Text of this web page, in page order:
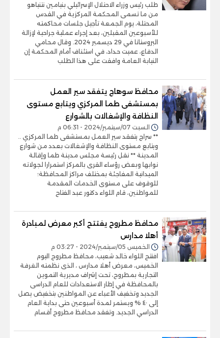
طلب رئيس وزراء الاحتلال الإسرائيلي بنيامين نتنياهو
من ما تسمى المحكمة المركزية في القدس
المحتلة، يوم الجمعة تأجيل جلسات محاكمته
للأسبوعين المقبلين، بعد إجراء عملية جراحية لإزالة
البروستاتا في 29 ديسمبر 2024. وقال محامي
الدفاع، عميت حداد، في استئناف أمام المحكمة إن
النيابة العامة وافقت على هذا الطلب
محافظ سوهاج يتفقد سير العمل
بمستشفى طما المركزي ويتابع مستوى
النظافة والإشغالات بالشوارع
السبت 07/سبتمبر/2024 - 06:31 م
** سراج يتفقد سير العمل بمستشفى طما المركزي ..
ويتابع مستوى النظافة والإشغالات بعدد من شوارع
المدينة ** نقل رئيسة مجلس مدينة طما وإقالة
نوابها وبعض رؤساء القرى بالمركز استمرارا لجولاته
الميدانية المفاجئة بمختلف مراكز المحافظة؛
للوقوف على مستوى الخدمات المقدمة
للمواطنين، قام اللواء دكتور عبد الفتاح
محافظ مطروح يفتتح أكبر معرض لمبادرة
أهلا مدارس
الخميس 05/سبتمبر/2024 - 03:27 م
افتتح اللواء خالد شعيب، محافظ مطروح اليوم
الخميس، معرض أهلا مدارس ، الذى نظمته الغرفة
التجارية بمطروح، تحت إشراف مديرية التموين
بالمحافظة في إطار الاستعدادات للعام الدراسى
الجديد وتخفيف الأعباء عن المواطنين بتخفيض يصل
إلى ٤٠ % ويستمر لمدة أسبوعين حتى بداية العام
الدراسي الجديد. وتفقد محافظ مطروح أقسام